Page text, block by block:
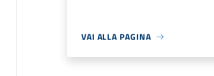
VAI ALLA PAGINA